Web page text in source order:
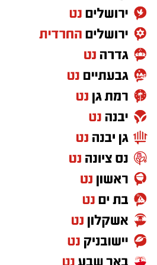
חבר מועצת העיר שמואל שוק
בעבודה מתמשכת הנעשית
חברת אלקטרה אפיקים
שי סעדון ומשרד התחבורה
הציבורית. לדבריו, הקו הישיר
שמש, שהחל לפעול רק לפני
כעת לרמת שירות גבוהה,
הגדולות, עם מענה רחב ונגיש